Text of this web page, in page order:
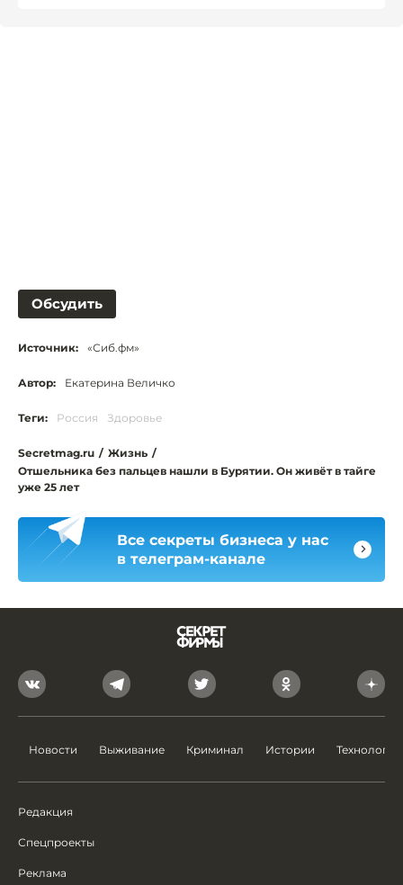
Обсудить
Источник: «Сиб.фм»
Автор: Екатерина Величко
Теги: Россия Здоровье
Secretmag.ru / Жизнь /
Отшельника без пальцев нашли в Бурятии. Он живёт в тайге
уже 25 лет
Все секреты бизнеса у нас
в телеграм-канале
Новости Выживание Криминал Истории Технологии
Редакция
Спецпроекты
Реклама